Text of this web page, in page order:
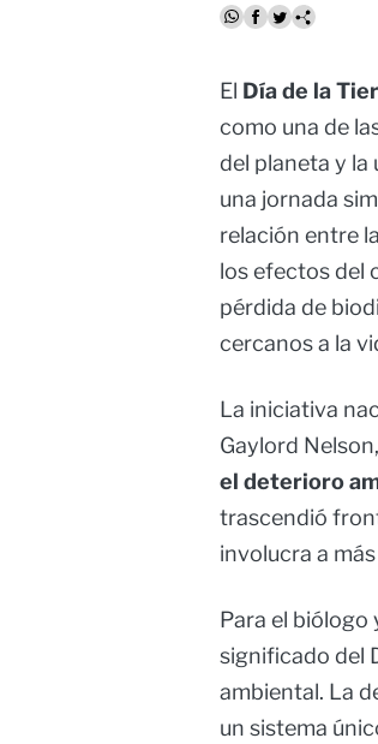
El Día de la
como una de
del planeta y la
una jornada
relación entre
los efectos del
pérdida de
cercanos a la
La iniciativa
Gaylord
el deterioro
trascendió
involucra a
Para el
significado del
ambiental. La
un sistema